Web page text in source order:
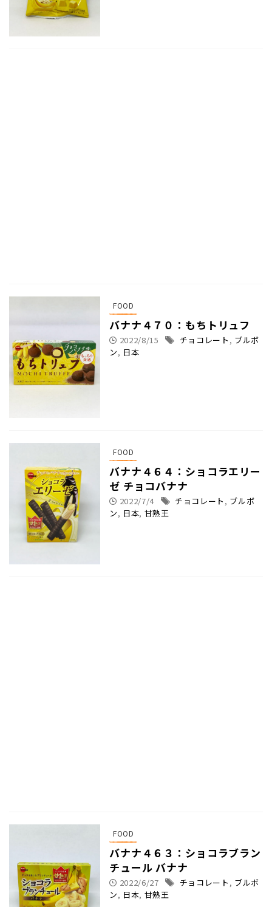
FOOD
バナナ４７０：もちトリュフ
2022/8/15 チョコレート , ブルボ
ン, 日本
FOOD
バナナ４６４：ショコラエリー
ゼ チョコバナナ
2022/7/4 チョコレート , ブルボ
ン, 日本, 甘熟王
FOOD
バナナ４６３：ショコラブラン
チュール バナナ
2022/6/27 チョコレート , ブルボ
ン, 日本, 甘熟王